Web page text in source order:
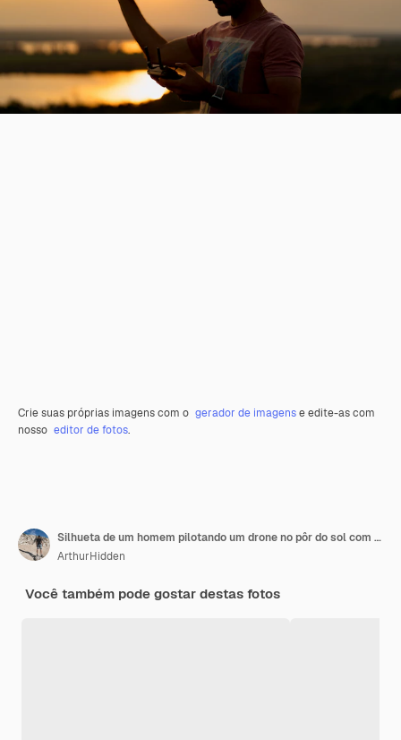
Crie suas próprias imagens com o gerador de imagense edite-as com
nosso editor de fotos.
Silhueta de um homem pilotando um drone no pôr do sol com o céu ensolarado ao fundo
ArthurHidden
Você também pode gostar destas fotos